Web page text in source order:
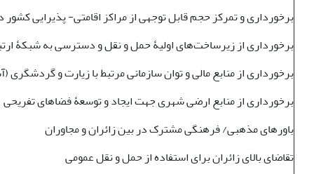
برخورداری و تمرکز حجم قابل توجهی از مراکز اقامتی- پذیرایی
برخورداری از زیرساخت‌های اولیۀ حمل و نقل و دسترسی به شبکۀ
برخورداری از منابع مالی و توان سازمانی مرتبط با زیارت و
برخورداری از منابع ارضی شهری جهت ایجاد و توسعۀ فضاهای تفریحی
باورهای مذهبی/ فرهنگی مشترک در بین زائران و مجاوران
تقاضای بالای زائران برای استفاده از حمل و نقل عمومی